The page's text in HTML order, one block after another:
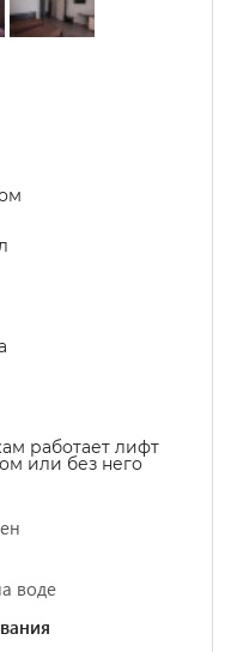
работает лифт
или без него
воде